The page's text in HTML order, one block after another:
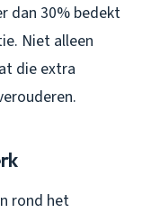
dan 30% bedekt
Niet alleen
die extra
rond het